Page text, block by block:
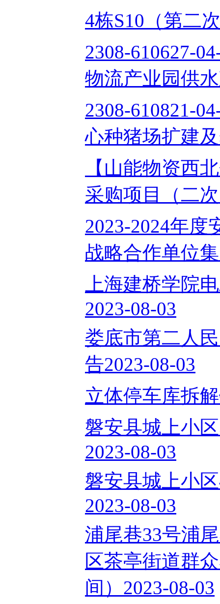
4栋S10（第二
2308-610627-
物流产业园供
2308-610821-
心种猪场扩建
【山能物资西
采购项目（二
2023-2024年度
战略合作单位
上海建桥学院
2023-08-03
娄底市第二人
告2023-08-03
立体停车库拆
磐安县城上小
2023-08-03
磐安县城上小
2023-08-03
浦尾巷33号浦
区茶亭街道群
间）2023-08-03